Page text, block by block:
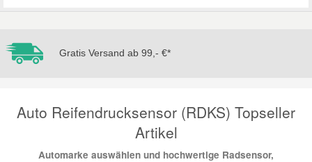
Gratis Versand ab 99,- €*
Auto Reifendrucksensor (RDKS) Topseller
Artikel
Automarke auswählen und hochwertige Radsensor,
Mini Ersatzteile
Mitsubishi Ersatzteile